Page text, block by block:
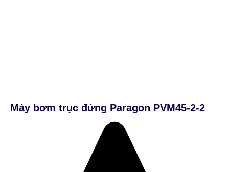
Máy bơm trục đứng Paragon PVM45-2-2